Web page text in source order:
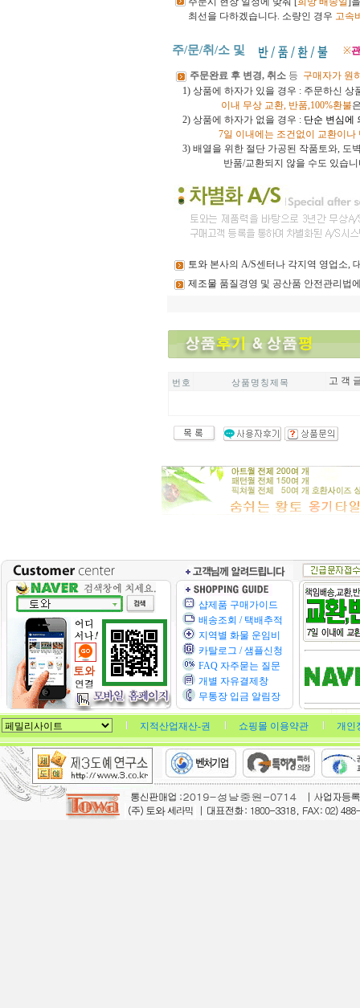
최선을 다하겠습니다. 소량인 경우 고속
주/문/취/소 및 ※
주문완료 후 변경, 취소 등 구매자가 원
1) 상품에 하자가 있을 경우 : 주문하신 상
이내 무상 교환, 반품,100%환불
2) 상품에 하자가 없을 경우 : 단순 변심에
7일 이내에는 조건없이 교환이나
3)배열을 위한 절단 가공된 작품토와, 도
반품/교환되지 않을 수도 있습니
토와 본사의 A/S센터나 각지역 영업소,
제조물 품질경영 및 공산품 안전관리법
번 호 상 품 명 칭 제 목 고 객
샵제품 구매가이드
배송조회 / 택배추적
지역별 화물 운임비
카탈로그 / 샘플신청
FAQ 자주묻는 질문
개별 자유결제창
무통장 입금 알림장
지적산업재산-권 쇼핑몰 이용약관 개인